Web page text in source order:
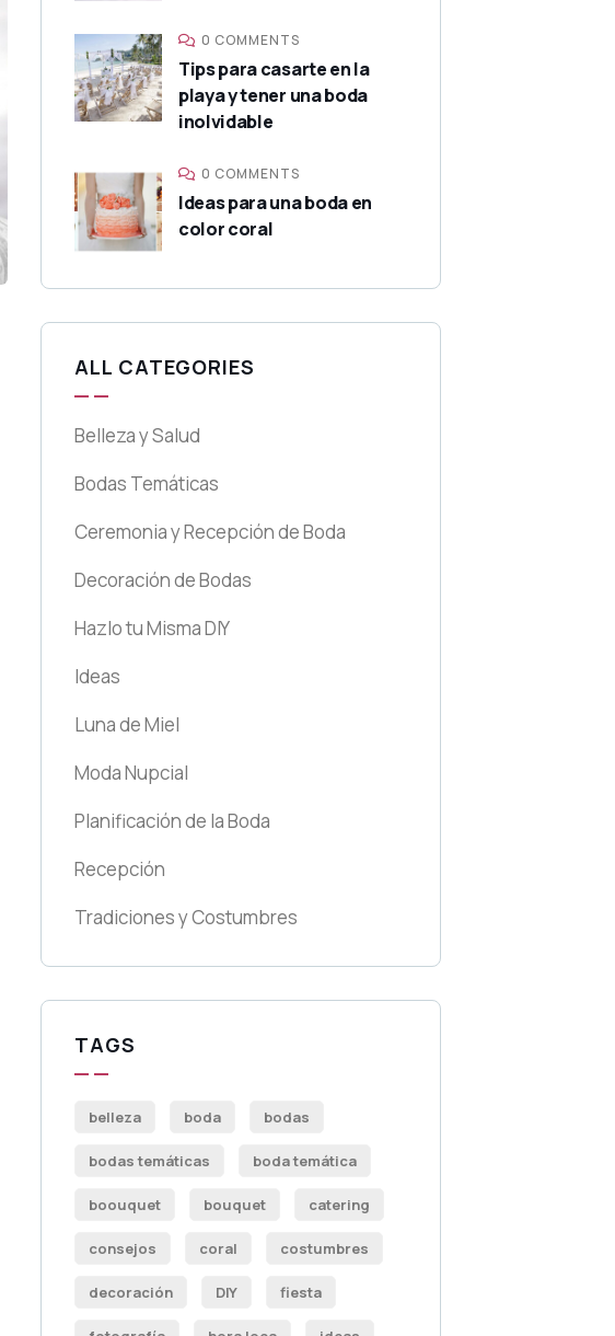
0 COMMENTS
Tips para casarte en la
playa y tener una boda
inolvidable
0 COMMENTS
Ideas para una boda en
color coral
ALL CATEGORIES
Belleza y Salud
Bodas Temáticas
Ceremonia y Recepción de Boda
Decoración de Bodas
Hazlo tu Misma DIY
Ideas
Luna de Miel
Moda Nupcial
Planificación de la Boda
Recepción
Tradiciones y Costumbres
TAGS
belleza boda bodas
bodas temáticas boda temática
boouquet bouquet catering
consejos coral costumbres
decoración DIY fiesta